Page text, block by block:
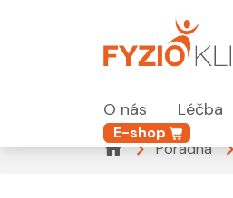
O nás Léčba
E-shop
Poradna